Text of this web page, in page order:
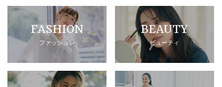
FASHION
ファッション
BEAUTY
ビューティ